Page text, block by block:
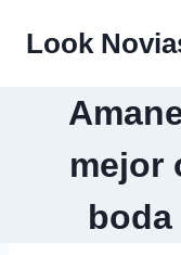
Look
mejor